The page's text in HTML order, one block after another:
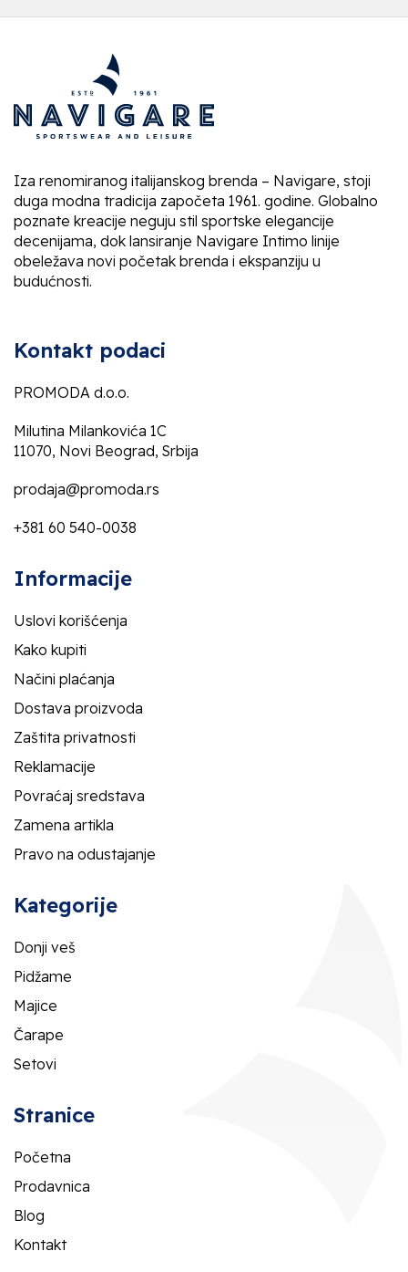
Iza renomiranog italijanskog brenda – Navigare, stoji
duga modna tradicija započeta 1961. godine. Globalno
poznate kreacije neguju stil sportske elegancije
decenijama, dok lansiranje Navigare Intimo linije
obeležava novi početak brenda i ekspanziju u
budućnosti.
Kontakt podaci
PROMODA d.o.o.
Milutina Milankovića 1C
11070, Novi Beograd, Srbija
prodaja@promoda.rs
+381 60 540-0038
Informacije
Uslovi korišćenja
Kako kupiti
Načini plaćanja
Dostava proizvoda
Zaštita privatnosti
Reklamacije
Povraćaj sredstava
Zamena artikla
Pravo na odustajanje
Kategorije
Donji veš
Pidžame
Majice
Čarape
Setovi
Stranice
Početna
Prodavnica
Blog
Kontakt